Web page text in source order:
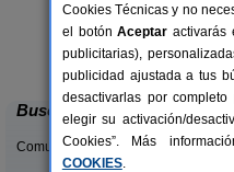
El Corral de
San Felices de
Buscar
Comunidades:
Cookies Técnicas y no
el botónAceptar activarás
publicitarias),
publicidad ajustada a tus
desactivarlas por
elegir su activación/
Cookies”. Más
COOKIES.